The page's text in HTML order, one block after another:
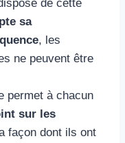
de cette
sa
, les
ne peuvent être
permet à chacun
sur les
façon dont ils ont